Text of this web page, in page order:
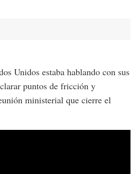
Unidos estaba hablando con sus
puntos de fricción y
ministerial que cierre el